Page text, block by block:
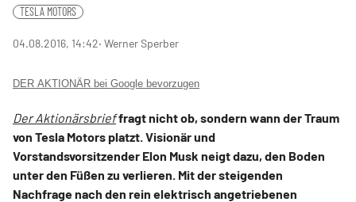
TESLA MOTORS
04.08.2016, 14:42‧ Werner Sperber
DER AKTIONÄR bei Google bevorzugen
Der Aktionärsbrieffragt nicht ob, sondern wann der Traum
von Tesla Motors platzt. Visionär und
Vorstandsvorsitzender Elon Musk neigt dazu, den Boden
unter den Füßen zu verlieren. Mit der steigenden
Nachfrage nach den rein elektrisch angetriebenen